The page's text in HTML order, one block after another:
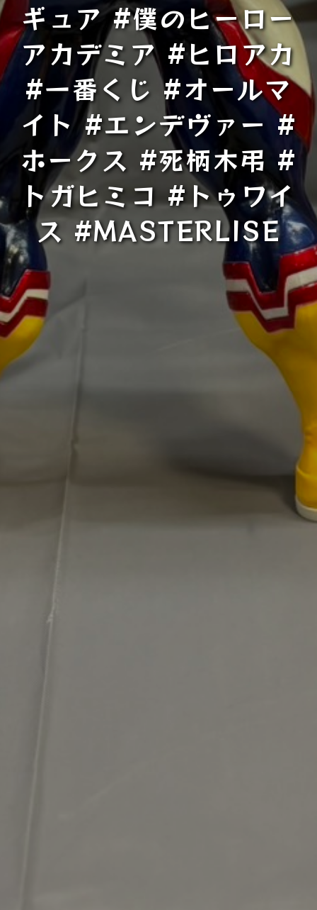
ギュア #僕のヒーロー
アカデミア #ヒロアカ
#一番くじ #オールマ
イト #エンデヴァー #
ホークス #死柄木弔 #
トガヒミコ #トゥワイ
ス #MASTERLISE